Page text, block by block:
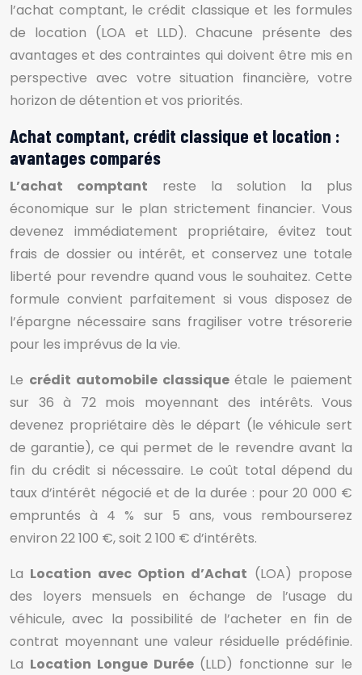
l’achat comptant, le crédit classique et les formules
de location (LOA et LLD). Chacune présente des
avantages et des contraintes qui doivent être mis en
perspective avec votre situation financière, votre
horizon de détention et vos priorités.
Achat comptant, crédit classique et location :
avantages comparés
L’achat comptant reste la solution la plus
économique sur le plan strictement financier. Vous
devenez immédiatement propriétaire, évitez tout
frais de dossier ou intérêt, et conservez une totale
liberté pour revendre quand vous le souhaitez. Cette
formule convient parfaitement si vous disposez de
l’épargne nécessaire sans fragiliser votre trésorerie
pour les imprévus de la vie.
Le crédit automobile classiqueétale le paiement
sur 36 à 72 mois moyennant des intérêts. Vous
devenez propriétaire dès le départ (le véhicule sert
de garantie), ce qui permet de le revendre avant la
fin du crédit si nécessaire. Le coût total dépend du
taux d’intérêt négocié et de la durée : pour 20 000 €
empruntés à 4 % sur 5 ans, vous rembourserez
environ 22 100 €, soit 2 100 € d’intérêts.
La Location avec Option d’Achat (LOA) propose
des loyers mensuels en échange de l’usage du
véhicule, avec la possibilité de l’acheter en fin de
contrat moyennant une valeur résiduelle prédéfinie.
La Location Longue Durée(LLD) fonctionne sur le